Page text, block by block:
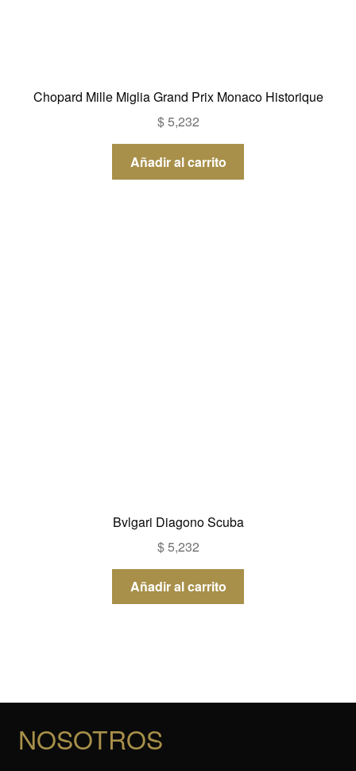
Chopard Mille Miglia Grand Prix Monaco Historique
$5,232
Añadir al carrito
Bvlgari Diagono Scuba
$5,232
Añadir al carrito
NOSOTROS